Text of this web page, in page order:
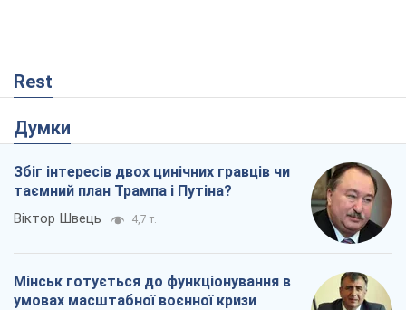
Rest
Думки
Збіг інтересів двох цинічних гравців чи
таємний план Трампа і Путіна?
Віктор Швець 4,7 т.
Мінськ готується до функціонування в
умовах масштабної воєнної кризи